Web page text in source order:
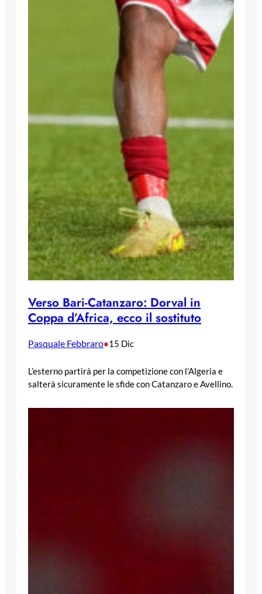
Verso Bari-Catanzaro: Dorval in
Coppa d’Africa, ecco il sostituto
Pasquale Febbraro•15 Dic
L’esterno partirà per la competizione con l’Algeria e
salterà sicuramente le sfide con Catanzaro e Avellino.